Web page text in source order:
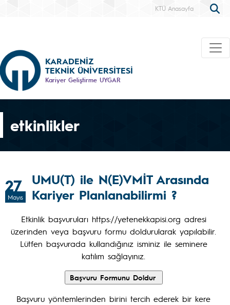
KTÜ Anasayfa
KARADENİZ
TEKNİK ÜNİVERSİTESİ
Kariyer Geliştirme UYGAR
etkinlikler
27
Mayıs
UMU(T) ile N(E)VMİT Arasında
Kariyer Planlanabilirmi ?
Etkinlik başvuruları https://yetenekkapisi.org adresi
üzerinden veya başvuru formu doldurularak yapılabilir.
Lütfen başvurada kullandığınız isminiz ile seminere
katılım sağlayınız.
Başvuru yöntemlerinden birini tercih ederek bir kere